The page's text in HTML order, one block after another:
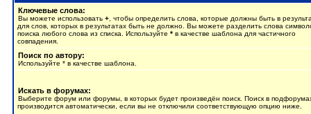
Ключевые слова:
Вы можете использовать + , чтобы определить слова, которые должны быть в
для слов, которых в результатах быть не должно. Вы можете разделить слова
поиска любого слова из списка. Используйте * в качестве шаблона для частичного
совпадения.
Поиск по автору:
Используйте * в качестве шаблона.
Искать в форумах:
Выберите форум или форумы, в которых будет произведён поиск. Поиск в
производится автоматически, если вы не отключили соответствующую опцию ниже.